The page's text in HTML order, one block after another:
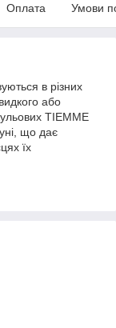
Оплата Умови
в різних
або
TIEMME
що дає
їх